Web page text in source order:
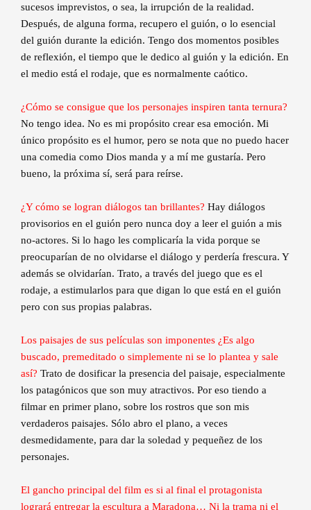
sucesos imprevistos, o sea, la irrupción de la realidad.
Después, de alguna forma, recupero el guión, o lo esencial
del guión durante la edición. Tengo dos momentos posibles
de reflexión, el tiempo que le dedico al guión y la edición. En
el medio está el rodaje, que es normalmente caótico.
¿Cómo se consigue que los personajes inspiren tanta ternura?
No tengo idea. No es mi propósito crear esa emoción. Mi
único propósito es el humor, pero se nota que no puedo hacer
una comedia como Dios manda y a mí me gustaría. Pero
bueno, la próxima sí, será para reírse.
¿Y cómo se logran diálogos tan brillantes? Hay diálogos
provisorios en el guión pero nunca doy a leer el guión a mis
no-actores. Si lo hago les complicaría la vida porque se
preocuparían de no olvidarse el diálogo y perdería frescura. Y
además se olvidarían. Trato, a través del juego que es el
rodaje, a estimularlos para que digan lo que está en el guión
pero con sus propias palabras.
Los paisajes de sus películas son imponentes ¿Es algo
buscado, premeditado o simplemente ni se lo plantea y sale
así? Trato de dosificar la presencia del paisaje, especialmente
los patagónicos que son muy atractivos. Por eso tiendo a
filmar en primer plano, sobre los rostros que son mis
verdaderos paisajes. Sólo abro el plano, a veces
desmedidamente, para dar la soledad y pequeñez de los
personajes.
El gancho principal del film es si al final el protagonista
logrará entregar la escultura a Maradona… Ni la trama ni el